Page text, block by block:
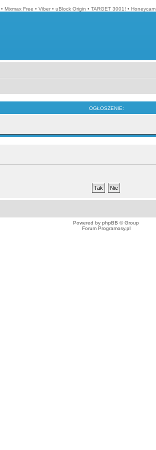
• Mixmax Free • Viber • uBlock Origin • TARGET 3001! • Honeycam
OGŁOSZENIE:
Powered by phpBB © Group
Forum Programosy.pl